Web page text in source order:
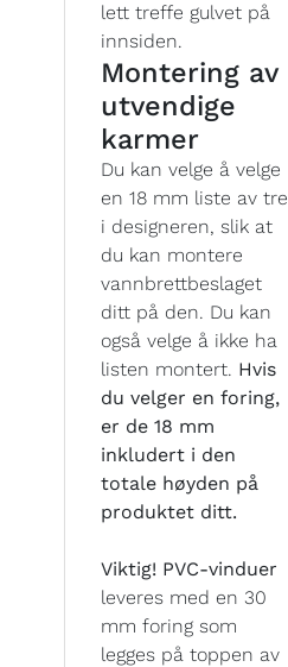
lett treffe gulvet på
innsiden.
Montering av
utvendige
karmer
Du kan velge å velge
en 18 mm liste av tre
i designeren, slik at
du kan montere
vannbrettbeslaget
ditt på den. Du kan
også velge å ikke ha
listen montert. Hvis
du velger en foring,
er de 18 mm
inkludert i den
totale høyden på
produktet ditt.
Viktig! PVC-vinduer
leveres med en 30
mm foring som
legges på toppen av